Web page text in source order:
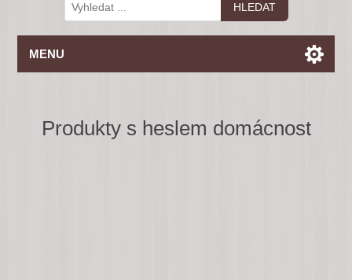
MENU
Produkty s heslem domácnost